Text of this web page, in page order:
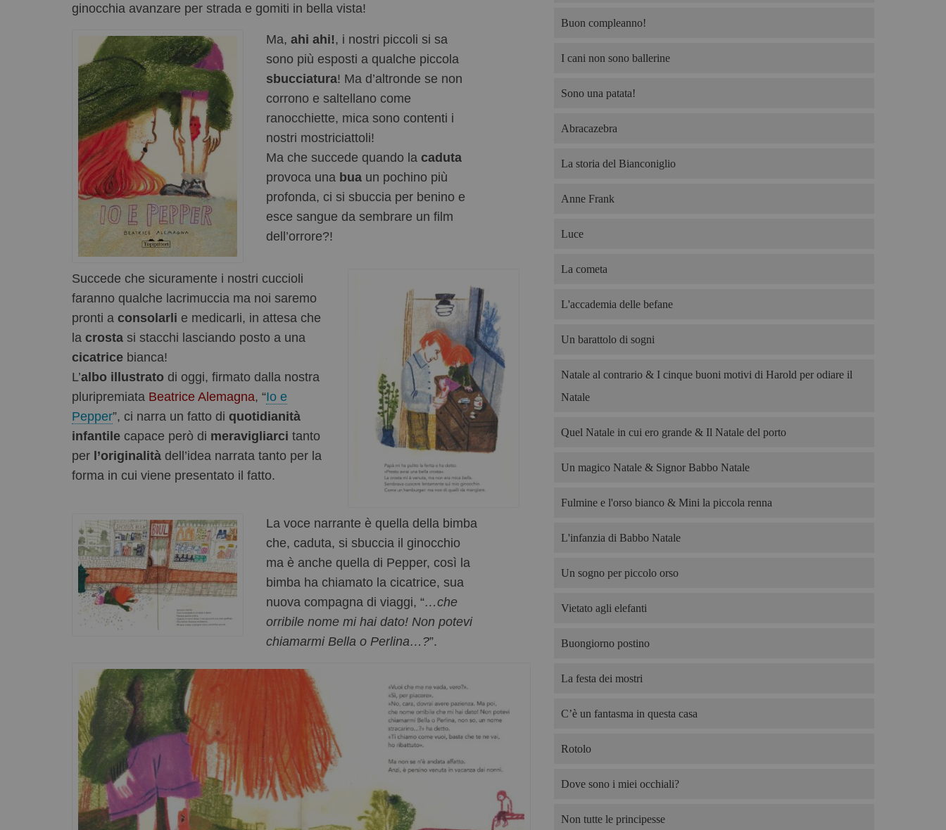
ginocchia avanzare per strada e gomiti in bella vista!
Ma, ahi ahi!, i nostri piccoli si sa
sono più esposti a qualche piccola
sbucciatura! Ma d’altronde se non
corrono e saltellano come
ranocchiette, mica sono contenti i
nostri mostriciattoli!
Ma che succede quando la caduta
provoca una bua un pochino più
profonda, ci si sbuccia per benino e
esce sangue da sembrare un film
dell’orrore?!
Succede che sicuramente i nostri cuccioli
faranno qualche lacrimuccia ma noi saremo
pronti a consolarli e medicarli, in attesa che
la crosta si stacchi lasciando posto a una
cicatrice bianca!
L’albo illustrato di oggi, firmato dalla nostra
pluripremiata Beatrice Alemagna, “Io e
Pepper”, ci narra un fatto di quotidianità
infantile capace però di meravigliarci tanto
per l’originalità dell’idea narrata tanto per la
forma in cui viene presentato il fatto.
La voce narrante è quella della bimba
che, caduta, si sbuccia il ginocchio
ma è anche quella di Pepper, così la
bimba ha chiamato la cicatrice, sua
nuova compagna di viaggi, “…che
orribile nome mi hai dato! Non potevi
chiamarmi Bella o Perlina…?”.
Buon compleanno!
I cani non sono ballerine
Sono una patata!
Abracazebra
La storia del Bianconiglio
Anne Frank
Luce
La cometa
L'accademia delle befane
Un barattolo di sogni
Natale al contrario & I cinque buoni motivi di Harold per odiare il
Natale
Quel Natale in cui ero grande & Il Natale del porto
Un magico Natale & Signor Babbo Natale
Fulmine e l'orso bianco & Mini la piccola renna
L'infanzia di Babbo Natale
Un sogno per piccolo orso
Vietato agli elefanti
Buongiorno postino
La festa dei mostri
C’è un fantasma in questa casa
Rotolo
Dove sono i miei occhiali?
Non tutte le principesse